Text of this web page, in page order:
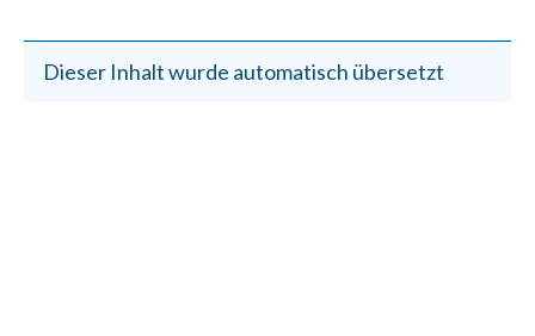
Dieser Inhalt wurde automatisch übersetzt